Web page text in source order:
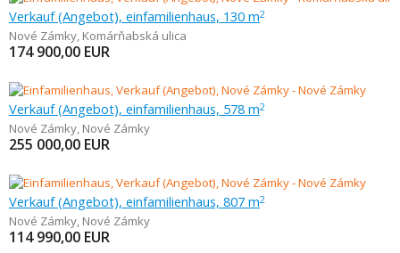
Verkauf (Angebot), einfamilienhaus, 130 m2
Nové Zámky, Komárňabská ulica
174 900,00 EUR
Verkauf (Angebot), einfamilienhaus, 578 m2
Nové Zámky, Nové Zámky
255 000,00 EUR
Verkauf (Angebot), einfamilienhaus, 807 m2
Nové Zámky, Nové Zámky
114 990,00 EUR